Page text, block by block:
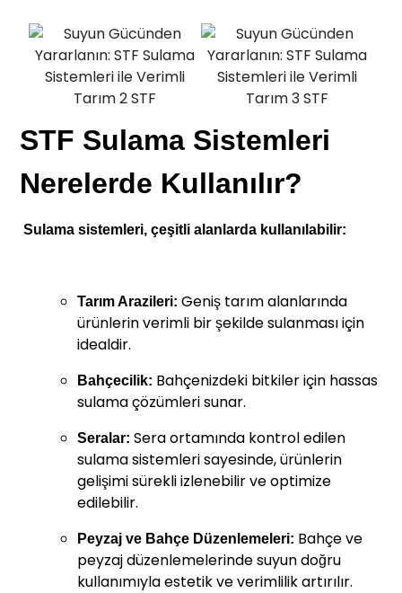
STF Sulama Sistemleri
Nerelerde Kullanılır?
Sulama sistemleri, çeşitli alanlarda kullanılabilir:
Tarım Arazileri: Geniş tarım alanlarında
ürünlerin verimli bir şekilde sulanması için
idealdir.
Bahçecilik: Bahçenizdeki bitkiler için hassas
sulama çözümleri sunar.
Seralar: Sera ortamında kontrol edilen
sulama sistemleri sayesinde, ürünlerin
gelişimi sürekli izlenebilir ve optimize
edilebilir.
Peyzaj ve Bahçe Düzenlemeleri: Bahçe ve
peyzaj düzenlemelerinde suyun doğru
kullanımıyla estetik ve verimlilik artırılır.